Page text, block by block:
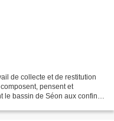
de collecte et de restitution
pensent et
le bassin de Séon aux confins